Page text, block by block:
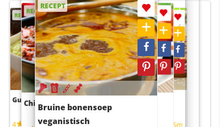
RECEPT
Guacamole
4
RECEPT
Chili con carne
RECEPT
Bruine bonensoep
veganistisch
RECEPT
Sushi rijstsalade
maaltijdsalade
RECEPT
4 55m